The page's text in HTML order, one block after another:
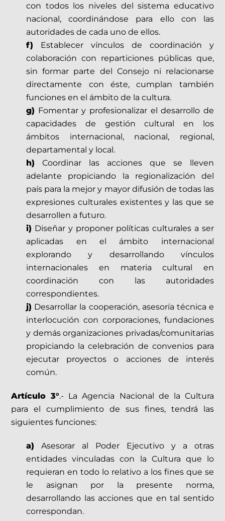
con todos los niveles del sistema educativo
nacional, coordinándose para ello con las
autoridades de cada uno de ellos.
f) Establecer vínculos de coordinación y
colaboración con reparticiones públicas que,
sin formar parte del Consejo ni relacionarse
directamente con éste, cumplan también
funciones en el ámbito de la cultura.
g) Fomentar y profesionalizar el desarrollo de
capacidades de gestión cultural en los
ámbitos internacional, nacional, regional,
departamental y local.
h) Coordinar las acciones que se lleven
adelante propiciando la regionalización del
país para la mejor y mayor difusión de todas las
expresiones culturales existentes y las que se
desarrollen a futuro.
i) Diseñar y proponer políticas culturales a ser
aplicadas en el ámbito internacional
explorando y desarrollando vínculos
internacionales en materia cultural en
coordinación con las autoridades
correspondientes.
j) Desarrollar la cooperación, asesoría técnica e
interlocución con corporaciones, fundaciones
y demás organizaciones privadas/comunitarias
propiciando la celebración de convenios para
ejecutar proyectos o acciones de interés
común.
Artículo 3°.- La Agencia Nacional de la Cultura
para el cumplimiento de sus fines, tendrá las
siguientes funciones:
a) Asesorar al Poder Ejecutivo y a otras
entidades vinculadas con la Cultura que lo
requieran en todo lo relativo a los fines que se
le asignan por la presente norma,
desarrollando las acciones que en tal sentido
correspondan.